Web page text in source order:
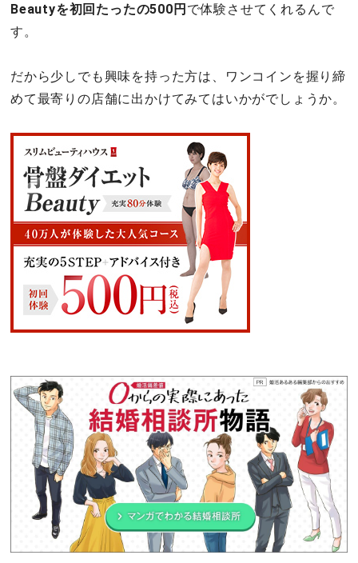
Beautyを初回たったの500円 で体験させてくれるんで
す。
だから少しでも興味を持った方は、ワンコインを握り締
めて最寄りの店舗に出かけてみてはいかがでしょうか。